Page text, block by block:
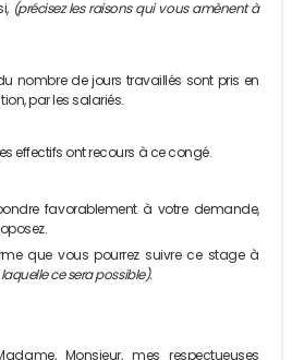
(précisez les raisons qui vous amènent à
nombre de jours travaillés sont pris en
par les salariés.
effectifs ont recours à ce congé.
favorablement à votre demande,
que vous pourrez suivre ce stage à
ce sera possible).
Monsieur, mes respectueuses